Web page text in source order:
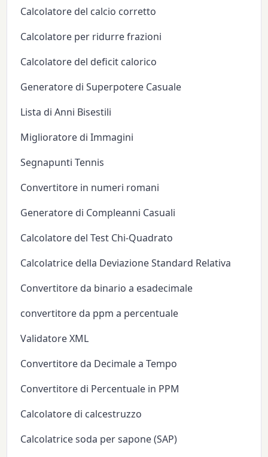
Calcolatore del calcio corretto
Calcolatore per ridurre frazioni
Calcolatore del deficit calorico
Generatore di Superpotere Casuale
Lista di Anni Bisestili
Miglioratore di Immagini
Segnapunti Tennis
Convertitore in numeri romani
Generatore di Compleanni Casuali
Calcolatore del Test Chi-Quadrato
Calcolatrice della Deviazione Standard Relativa
Convertitore da binario a esadecimale
convertitore da ppm a percentuale
Validatore XML
Convertitore da Decimale a Tempo
Convertitore di Percentuale in PPM
Calcolatore di calcestruzzo
Calcolatrice soda per sapone (SAP)